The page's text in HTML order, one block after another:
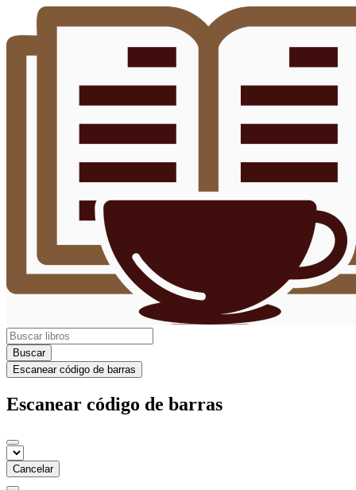
Buscar
Escanear código de barras
Escanear código de barras
Cancelar